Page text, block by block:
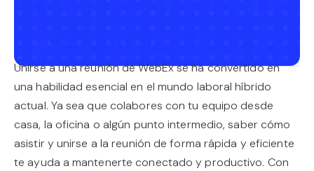
Unirse a una reunión de WebEx se ha convertido en
una habilidad esencial en el mundo laboral híbrido
actual. Ya sea que colabores con tu equipo desde
casa, la oficina o algún punto intermedio, saber cómo
asistir y unirse a la reunión de forma rápida y eficiente
te ayuda a mantenerte conectado y productivo. Con